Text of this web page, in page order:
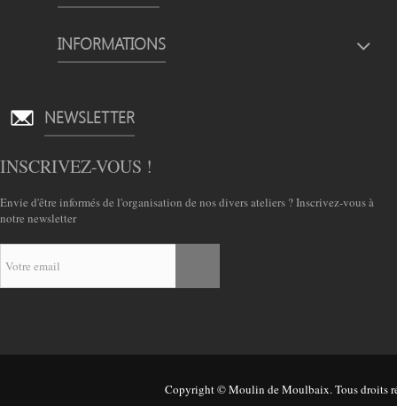
INFORMATIONS
NEWSLETTER
INSCRIVEZ-VOUS !
Envie d'être informés de l'organisation de nos divers ateliers ? Inscrivez-vous à
notre newsletter
Copyright © Moulin de Moulbaix. Tous droits